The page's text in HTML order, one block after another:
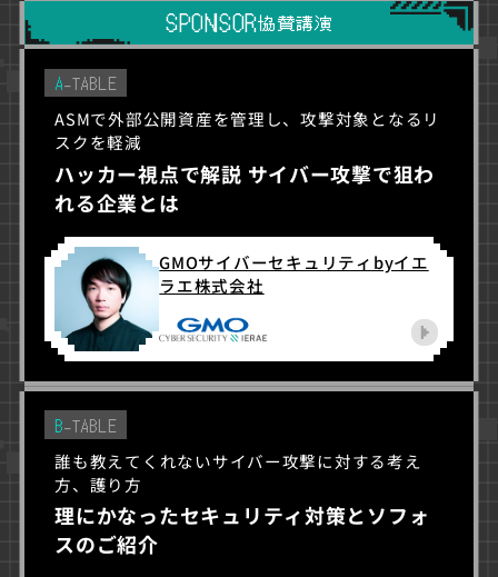
SPONSOR協賛講演
A-TABLE
ASMで外部公開資産を管理し、攻撃対象となるリ
スクを軽減
ハッカー視点で解説 サイバー攻撃で狙わ
れる企業とは
GMOサイバーセキュリティbyイエ
ラエ株式会社
B-TABLE
誰も教えてくれないサイバー攻撃に対する考え
方、護り方
理にかなったセキュリティ対策とソフォ
スのご紹介